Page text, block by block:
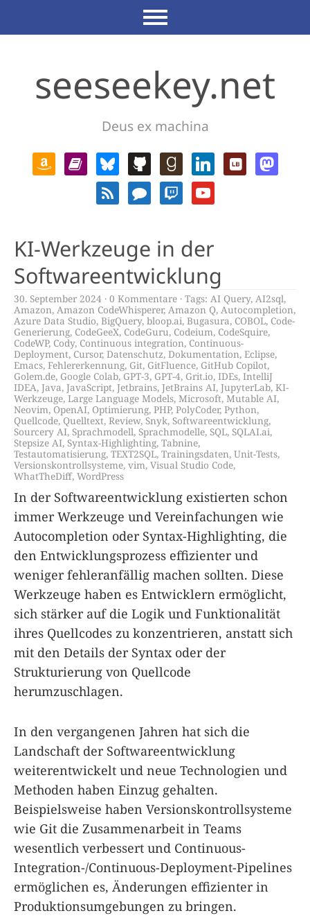
seeseekey.net
Deus ex machina
KI-Werkzeuge in der
Softwareentwicklung
30. September 2024 0 Kommentare Tags: AI Query, AI2sql,
Amazon, Amazon CodeWhisperer, Amazon Q, Autocompletion,
Azure Data Studio, BigQuery, bloop.ai, Bugasura, COBOL, Code-
Generierung, CodeGeeX, CodeGuru, Codeium, CodeSquire,
CodeWP, Cody, Continuous integration, Continuous-
Deployment, Cursor, Datenschutz, Dokumentation, Eclipse,
Emacs, Fehlererkennung, Git, GitFluence, GitHub Copilot,
Golem.de, Google Colab,GPT-3, GPT-4, Grit.io, IDEs, IntelliJ
IDEA, Java, JavaScript, Jetbrains, JetBrains AI, JupyterLab, KI-
Werkzeuge,Large Language Models, Microsoft, Mutable AI,
Neovim, OpenAI, Optimierung, PHP, PolyCoder, Python,
Quellcode,Quelltext, Review, Snyk, Softwareentwicklung,
Sourcery AI, Sprachmodell, Sprachmodelle, SQL, SQLAI.ai,
Stepsize AI, Syntax-Highlighting, Tabnine,
Testautomatisierung, TEXT2SQL, Trainingsdaten, Unit-Tests,
Versionskontrollsysteme, vim, Visual Studio Code,
WhatTheDiff, WordPress
In der Softwareentwicklung existierten schon
immer Werkzeuge und Vereinfachungen wie
Autocompletion oder Syntax-Highlighting, die
den Entwicklungsprozess effizienter und
weniger fehleranfällig machen sollten. Diese
Werkzeuge haben es Entwicklern ermöglicht,
sich stärker auf die Logik und Funktionalität
ihres Quellcodes zu konzentrieren, anstatt sich
mit den Details der Syntax oder der
Strukturierung von Quellcode
herumzuschlagen.
In den vergangenen Jahren hat sich die
Landschaft der Softwareentwicklung
weiterentwickelt und neue Technologien und
Methoden haben Einzug gehalten.
Beispielsweise haben Versionskontrollsysteme
wie Git die Zusammenarbeit in Teams
wesentlich verbessert und Continuous-
Integration-/Continuous-Deployment-Pipelines
ermöglichen es, Änderungen effizienter in
Produktionsumgebungen zu bringen.